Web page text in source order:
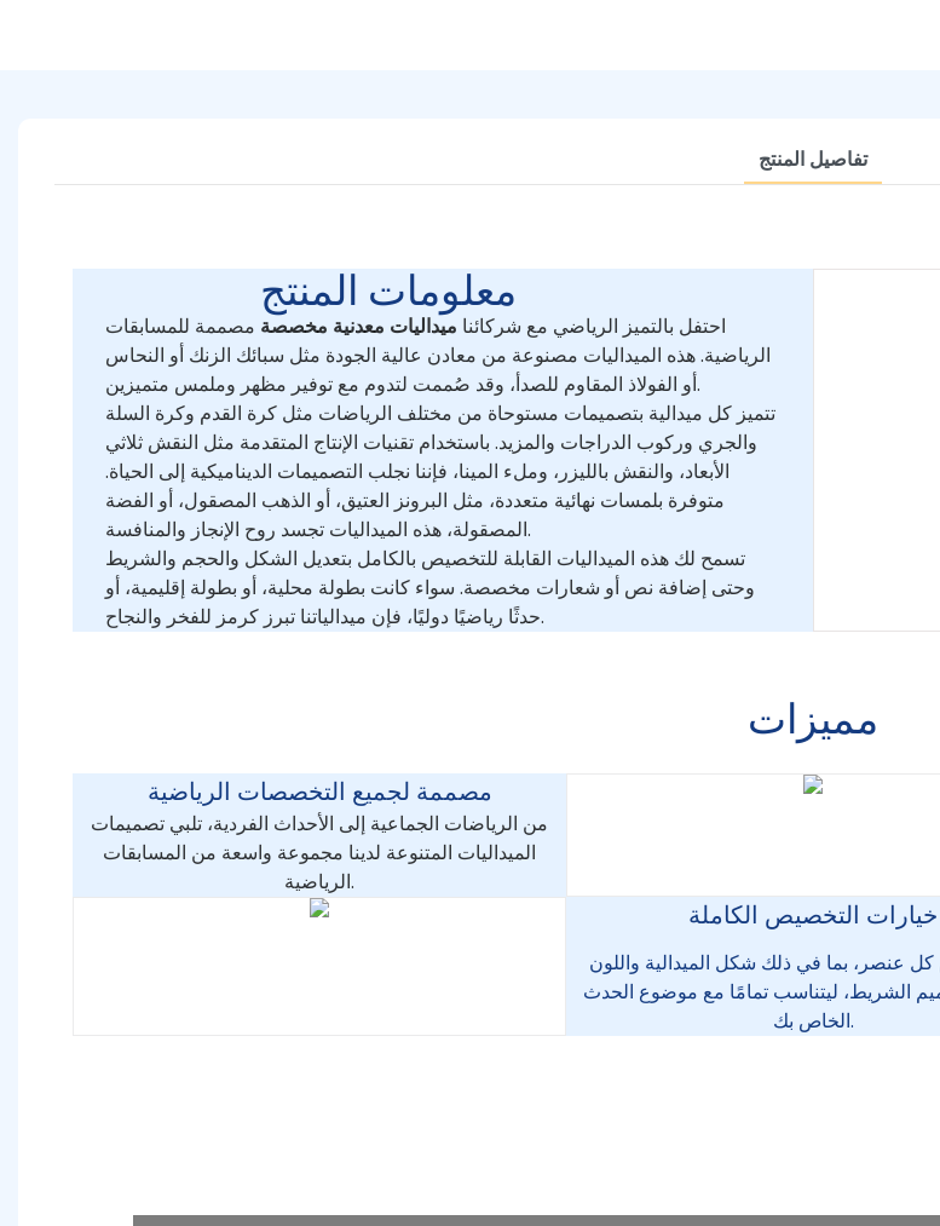
تفاصيل المنتج
معلومات المنتج
احتفل بالتميز الرياضي مع شركائنا ميداليات معدنية مخصصة مصممة للمسابقات
الرياضية. هذه الميداليات مصنوعة من معادن عالية الجودة مثل سبائك الزنك أو النحاس
أو الفولاذ المقاوم للصدأ، وقد صُممت لتدوم مع توفير مظهر وملمس متميزين.
تتميز كل ميدالية بتصميمات مستوحاة من مختلف الرياضات مثل كرة القدم وكرة السلة
والجري وركوب الدراجات والمزيد. باستخدام تقنيات الإنتاج المتقدمة مثل النقش ثلاثي
الأبعاد، والنقش بالليزر، وملء المينا، فإننا نجلب التصميمات الديناميكية إلى الحياة.
متوفرة بلمسات نهائية متعددة، مثل البرونز العتيق، أو الذهب المصقول، أو الفضة
المصقولة، هذه الميداليات تجسد روح الإنجاز والمنافسة.
تسمح لك هذه الميداليات القابلة للتخصيص بالكامل بتعديل الشكل والحجم والشريط
وحتى إضافة نص أو شعارات مخصصة. سواء كانت بطولة محلية، أو بطولة إقليمية، أو
حدثًا رياضيًا دوليًا، فإن ميدالياتنا تبرز كرمز للفخر والنجاح.
مميزات
مصممة لجميع التخصصات الرياضية
من الرياضات الجماعية إلى الأحداث الفردية، تلبي تصميمات
الميداليات المتنوعة لدينا مجموعة واسعة من المسابقات
الرياضية.
خيارات التخصيص الكاملة
عنصر، بما في ذلك شكل الميدالية واللون
الشريط، ليتناسب تمامًا مع موضوع الحدث
الخاص بك.